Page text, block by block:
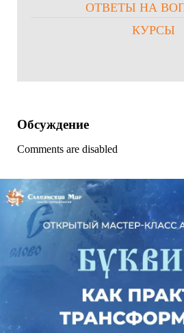
ОТВЕТЫ НА
КУРСЫ
Обсуждение
Comments are disabled